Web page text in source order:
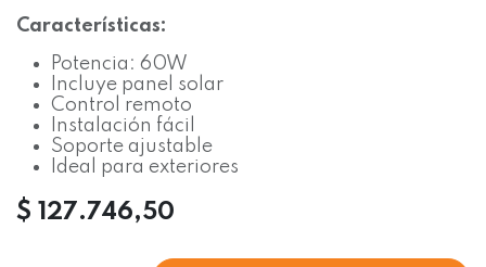
Características:
Potencia: 60W
Incluye panel solar
Control remoto
Instalación fácil
Soporte ajustable
Ideal para exteriores
$ 127.746,50